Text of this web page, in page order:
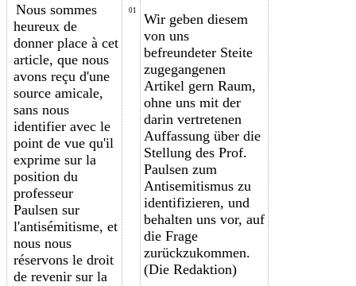
Nous sommes
heureux de
donner place à cet
article, que nous
avons reçu d'une
source amicale,
sans nous
identifier avec le
point de vue qu'il
exprime sur la
position du
professeur
Paulsen sur
l'antisémitisme, et
nous nous
réservons le droit
de revenir sur la
01
Wir geben diesem
von uns
befreundeter Steite
zugegangenen
Artikel gern Raum,
ohne uns mit der
darin vertretenen
Auffassung über die
Stellung des Prof.
Paulsen zum
Antisemitismus zu
identifizieren, und
behalten uns vor, auf
die Frage
zurückzukommen.
(Die Redaktion)